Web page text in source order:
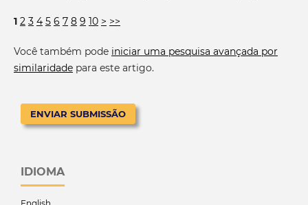
1 2 3 4 5 6 7 8 9 10 > >>
Você também pode iniciar uma pesquisa avançada por
similaridadepara este artigo.
ENVIAR SUBMISSÃO
IDIOMA